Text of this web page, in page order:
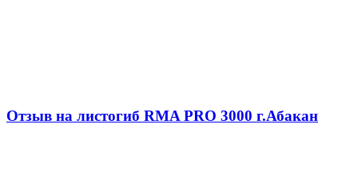
Отзыв на листогиб RMA PRO 3000 г.Абакан